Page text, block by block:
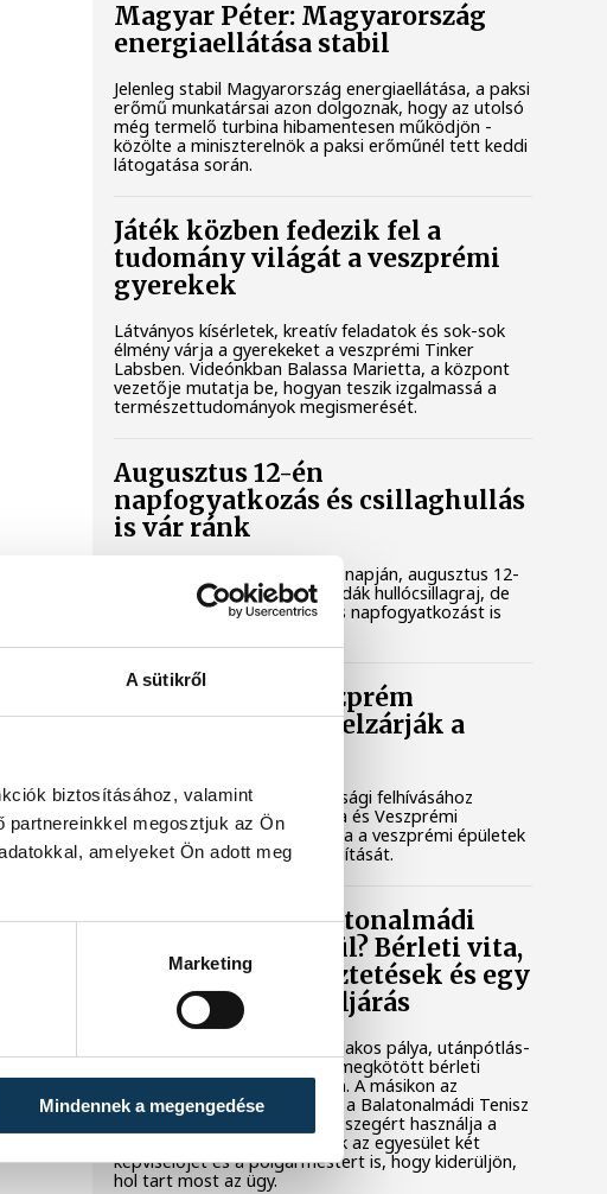
A sütikről
biztosításához, valamint
partnereinkkel megosztjuk az Ön
amelyeket Ön adott meg
Marketing
Mindennek a megengedése
Magyar Péter: Magyarország
energiaellátása stabil
Jelenleg stabil Magyarország energiaellátása, a paksi
erőmű munkatársai azon dolgoznak, hogy az utolsó
még termelő turbina hibamentesen működjön -
közölte a miniszterelnök a paksi erőműnél tett keddi
látogatása során.
Játék közben fedezik fel a
tudomány világát a veszprémi
gyerekek
Látványos kísérletek, kreatív feladatok és sok-sok
élmény várja a gyerekeket a veszprémi Tinker
Labsben. Videónkban Balassa Marietta, a központ
vezetője mutatja be, hogyan teszik izgalmassá a
természettudományok megismerését.
Augusztus 12-én
napfogyatkozás és csillaghullás
is vár ránk
Az év legsűrűbb csillagászati napján, augusztus 12-
én éjjel tetőzik majd a Perseidák hullócsillagraj, de
ugyanezen a napon részleges napfogyatkozást is
Lekapcsolják Veszprém
díszkivilágítását, elzárják a
A kormány energiatakarékossági felhívásához
csatlakozva Veszprém városa és Veszprémi
Főegyházmegye is lekapcsolta a veszprémi épületek
és nevezetességek díszkivilágítását.
Mi történik a balatonalmádi
teniszpályák körül? Bérleti vita,
megszakadt egyeztetések és egy
tisztázatlan jogi eljárás
Évtizedes hagyomány, hat salakos pálya, utánpótlás-
nevelés és egy hosszú távra megkötött bérleti
szerződés áll az egyik oldalon. A másikon az
önkormányzat, amely szerint a Balatonalmádi Tenisz
Klub aránytalanul alacsony összegért használja a
városi területet. Megkerestük az egyesület két
képviselőjét és a polgármestert is, hogy kiderüljön,
hol tart most az ügy.